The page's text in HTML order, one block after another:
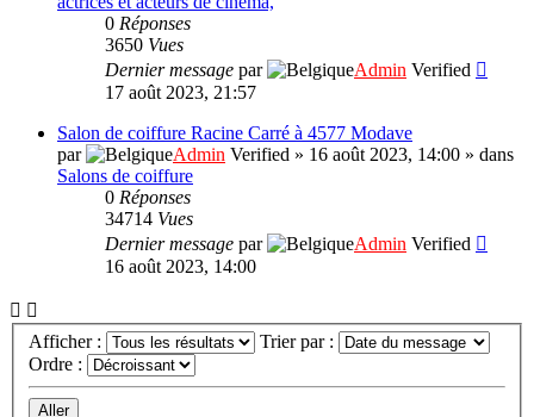
0 Réponses
3650 Vues
Dernier message par Admin Verified
17 août 2023, 21:57
Salon de coiffure Racine Carré à 4577 Modave
par
Admin Verified » 16 août 2023, 14:00 » dans
Salons de coiffure
0 Réponses
34714 Vues
Dernier message par Admin Verified
16 août 2023, 14:00
Afficher :
Trier par :
Ordre :